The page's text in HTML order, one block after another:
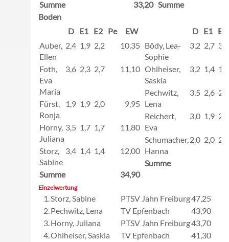
Summe 33,20 Summe
Boden
D E1 E2 Pe
EW
Auber,
Ellen
2,4 1,9 2,2 10,35
Foth,
Eva
Maria
3,6 2,3 2,7 11,10
Fürst,
Ronja
1,9 1,9 2,0 9,95
Horny,
Juliana
3,5 1,7 1,7 11,80
Storz,
Sabine
3,4 1,4 1,4 12,00
Summe 34,90
D E1 E2
Bödy, Lea-
Sophie
3,2 2,7 3,3
Ohlheiser,
Saskia
3,2 1,4 1,8
Pechwitz,
Lena
3,5 2,6 2,9
Reichert,
Eva
3,0 1,9 2,4
Schumacher,
Hanna
2,0 2,0 2,1
Summe
Einzelwertung
1.Storz, Sabine PTSV Jahn Freiburg47,25
2.Pechwitz, Lena TV Epfenbach
43,90
3.Horny, Juliana PTSV Jahn Freiburg43,70
4.Ohlheiser, Saskia TV Epfenbach
41,30